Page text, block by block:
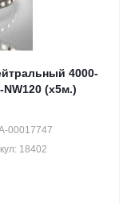
(х5м.)
00017747
18402